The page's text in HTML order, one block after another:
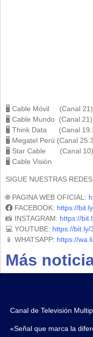
🖥 Cable Móvil (Canal 21)
🖥 Cable Mundo (Canal 21)
🖥 Think Data (Canal
🖥 Megatel Perú (Canal
🖥 Star Cable (Canal 10)
🖥 Cable Visión
SIGUE NUESTRAS
🌐 PAGINA WEB OFICIAL:
FACEBOOK: https://
📸 INSTAGRAM: https://
💻 YOUTUBE: https://bit.ly/
📱 WHATSAPP: https://
Más
Canal de Televisión
«Señal que marca la